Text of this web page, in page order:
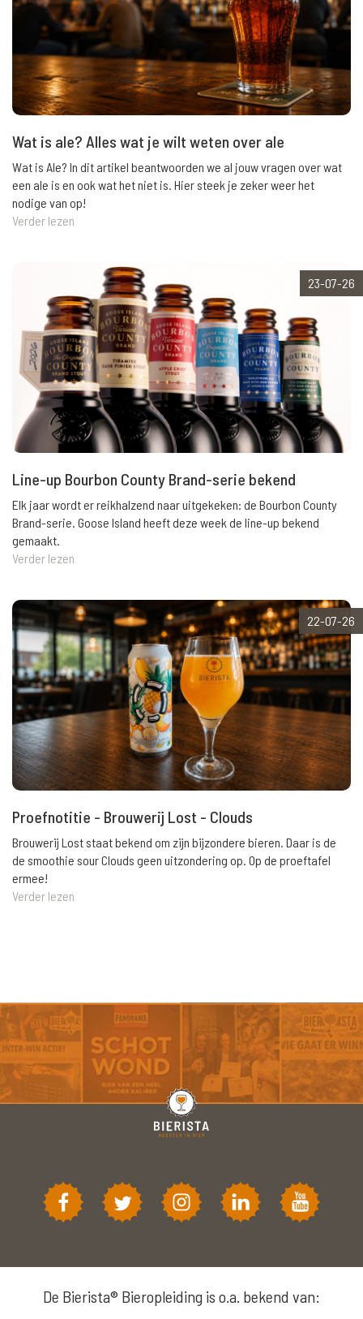
Wat is ale? Alles wat je wilt weten over ale
Wat is Ale? In dit artikel beantwoorden we al jouw vragen over wat
een ale is en ook wat het niet is. Hier steek je zeker weer het
nodige van op!
Verder lezen
23-07-26
Line-up Bourbon County Brand-serie bekend
Elk jaar wordt er reikhalzend naar uitgekeken: de Bourbon County
Brand-serie. Goose Island heeft deze week de line-up bekend
gemaakt.
Verder lezen
22-07-26
Proefnotitie - Brouwerij Lost - Clouds
Brouwerij Lost staat bekend om zijn bijzondere bieren. Daar is de
de smoothie sour Clouds geen uitzondering op. Op de proeftafel
ermee!
Verder lezen
De Bierista® Bieropleiding is o.a. bekend van: